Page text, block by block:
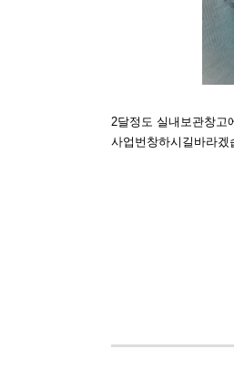
2달정도 실내보관창고
사업번창하시길바라겠